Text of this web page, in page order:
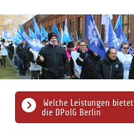
Welche Leistungen bietet
die DPolG Berlin